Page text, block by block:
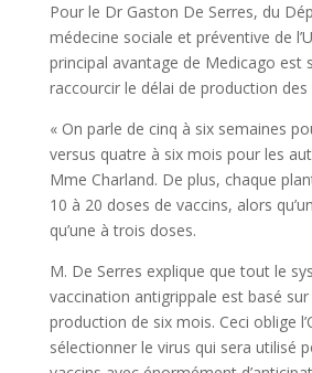
Pour le Dr Gaston De Serres, du
médecine sociale et préventive de
principal avantage de Medicago est
raccourcir le délai de production des
« On parle de cinq à six semaines
versus quatre à six mois pour les
Mme Charland. De plus, chaque
10 à 20 doses de vaccins, alors
qu’une à trois doses.
M. De Serres explique que tout le
vaccination antigrippale est basé
production de six mois. Ceci oblige
sélectionner le virus qui sera utilisé